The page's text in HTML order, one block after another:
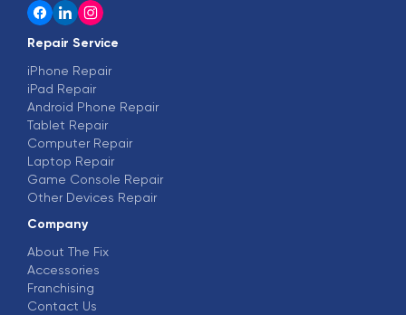
Repair Service
iPhone Repair
iPad Repair
Android Phone Repair
Tablet Repair
Computer Repair
Laptop Repair
Game Console Repair
Other Devices Repair
Company
About The Fix
Accessories
Franchising
Contact Us